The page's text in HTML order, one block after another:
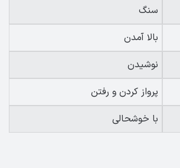
سنگ
بالا آمدن
نوشیدن
پرواز کردن و رفتن
با خوشحالی